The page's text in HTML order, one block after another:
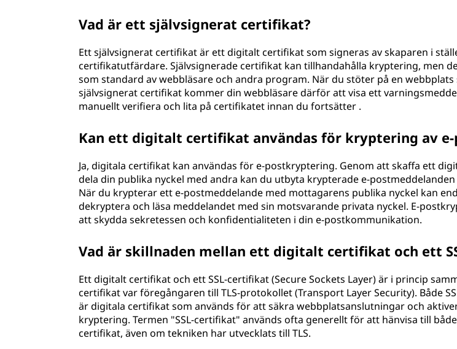
Vad är ett självsignerat certifikat?
Ett självsignerat certifikat är ett digitalt certifikat som signeras av skaparen i
certifikatutfärdare. Självsignerade certifikat kan tillhandahålla kryptering, men
som standard av webbläsare och andra program. När du stöter på en
självsignerat certifikat kommer din webbläsare därför att visa ett
manuellt verifiera och lita på certifikatet innan du fortsätter .
Kan ett digitalt certifikat användas för kryptering av e-
Ja, digitala certifikat kan användas för e-postkryptering. Genom att skaffa ett
dela din publika nyckel med andra kan du utbyta krypterade e-
När du krypterar ett e-postmeddelande med mottagarens publika nyckel kan
dekryptera och läsa meddelandet med sin motsvarande privata nyckel. E-
att skydda sekretessen och konfidentialiteten i din e-postkommunikation.
Vad är skillnaden mellan ett digitalt certifikat och ett
Ett digitalt certifikat och ett SSL-certifikat (Secure Sockets Layer) är i princip
certifikat var föregångaren till TLS-protokollet (Transport Layer Security). Både
är digitala certifikat som används för att säkra webbplatsanslutningar och
kryptering. Termen "SSL-certifikat" används ofta generellt för att hänvisa till både
certifikat, även om tekniken har utvecklats till TLS.